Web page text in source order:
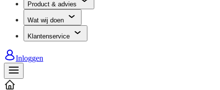
Product & advies
Wat wij doen
Klantenservice
Inloggen